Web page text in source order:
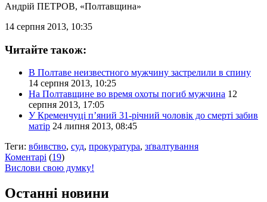
Андрій ПЕТРОВ, «Полтавщина»
14 серпня 2013, 10:35
Читайте також:
В Полтаве неизвестного мужчину застрелили в спину
14 серпня 2013, 10:25
На Полтавщине во время охоты погиб мужчина 12
серпня 2013, 17:05
У Кременчуці п’яний 31-річний чоловік до смерті забив
матір 24 липня 2013, 08:45
Теги: вбивство, суд, прокуратура, зґвалтування
Коментарі (19)
Вислови свою думку!
Останні новини